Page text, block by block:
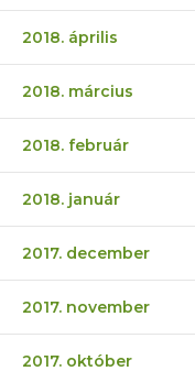
2018. április
2018. március
2018. február
2018. január
2017. december
2017. november
2017. október